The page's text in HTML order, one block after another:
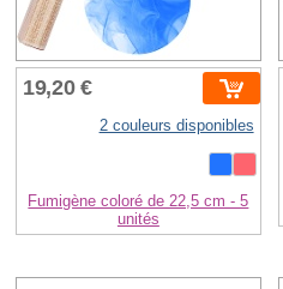
19,20 €
2 couleurs disponibles
Fumigène coloré de 22,5 cm - 5
unités